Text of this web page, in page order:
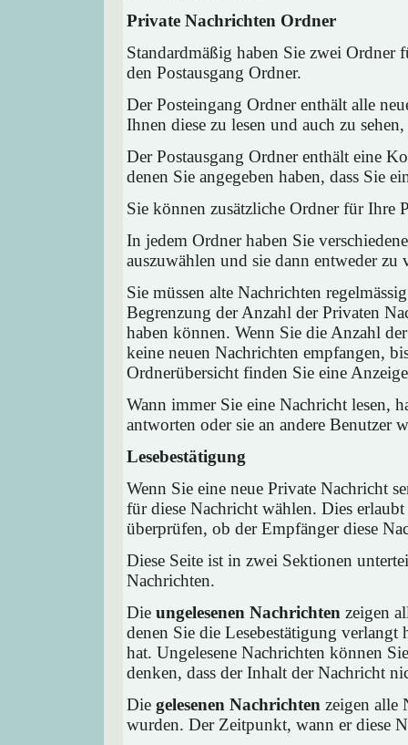
Private Nachrichten Ordner
Standardmäßig haben Sie zwei Ordner
den Postausgang Ordner.
Der Posteingang Ordner enthält alle
Ihnen diese zu lesen und auch zu
Der Postausgang Ordner enthält eine
denen Sie angegeben haben, dass Sie
Sie können zusätzliche Ordner für Ihre
In jedem Ordner haben Sie
auszuwählen und sie dann entweder
Sie müssen alte Nachrichten
Begrenzung der Anzahl der Privaten
haben können. Wenn Sie die Anzahl
keine neuen Nachrichten empfangen,
Ordnerübersicht finden Sie eine
Wann immer Sie eine Nachricht lesen,
antworten oder sie an andere Benutzer
Lesebestätigung
Wenn Sie eine neue Private Nachricht
für diese Nachricht wählen. Dies
überprüfen, ob der Empfänger diese
Diese Seite ist in zwei Sektionen
Nachrichten.
Die ungelesenen Nachrichten zeigen
denen Sie die Lesebestätigung verlangt
hat. Ungelesene Nachrichten können
denken, dass der Inhalt der Nachricht
Die gelesenen Nachrichten zeigen alle
wurden. Der Zeitpunkt, wann er diese